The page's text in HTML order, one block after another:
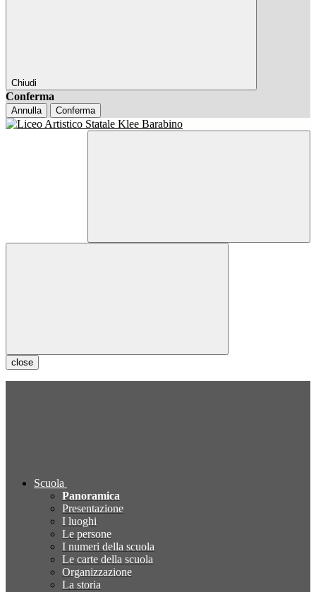
Chiudi
Conferma
Annulla Conferma
close
Scuola
Panoramica
Presentazione
I luoghi
Le persone
I numeri della scuola
Le carte della scuola
Organizzazione
La storia